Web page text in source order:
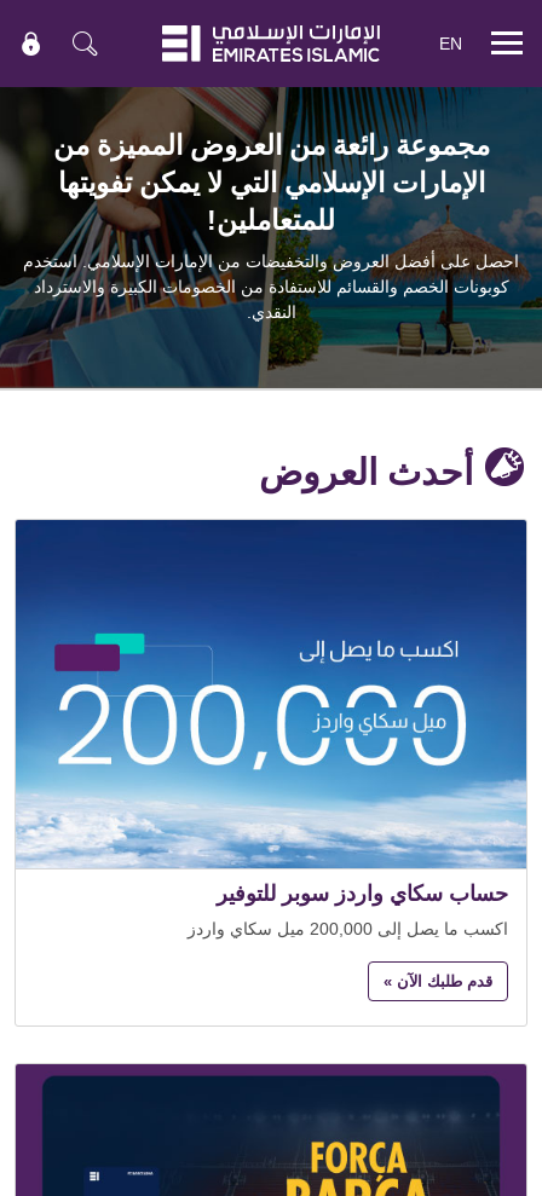
Mobile
EN
مجموعة رائعة من العروض المميزة من
الإمارات الإسلامي التي لا يمكن تفويتها
للمتعاملين!
احصل على أفضل العروض والتخفيضات من الإمارات الإسلامي. استخدم
كوبونات الخصم والقسائم للاستفادة من الخصومات الكبيرة والاسترداد
النقدي.
أحدث العروض
حساب سكاي واردز سوبر للتوفير
اكسب ما يصل إلى 200,000 ميل سكاي واردز
قدم طلبك الآن »